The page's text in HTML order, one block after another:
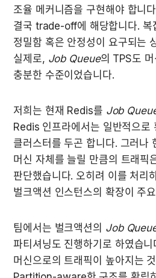
조율 메커니즘을 구현해야 합니
결국 trade-off에 해당합니다. 복
정밀함 혹은 안정성이 요구되는
실제로, Job Queue의 TPS도 머
충분한 수준이었습니다.
저희는 현재 Redis를 Job
Redis 인프라에서는 일반적으로
클러스터를 두곤 합니다. 그러나
머신 자체를 늘릴 만큼의 트래픽
판단했습니다. 오히려 이를 처리
벌크액션 인스턴스의 확장이 주
팀에서는 벌크액션의 Job
파티셔닝도 진행하기로 하였습
머신으로의 트래픽이 높아지는